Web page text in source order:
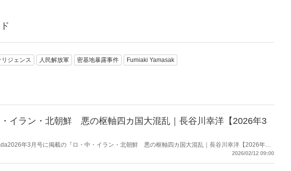
リジェンス 人民解放軍 密基地暴露事件 Fumiaki Yamasak
・イラン・北朝鮮 悪の枢軸四カ国大混乱｜長谷川幸洋【2026年3
年3月号に掲載の『ロ・中・イラン・北朝鮮 悪の枢軸四カ国大混乱｜長谷川幸洋【2026年3
2026/02/12 09:00